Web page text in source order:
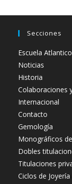
Secciones
Escuela Atlantico
Noticias
Historia
Colaboraciones
Internacional
Contacto
Gemología
Monográficos
Dobles
Titulaciones
Ciclos de